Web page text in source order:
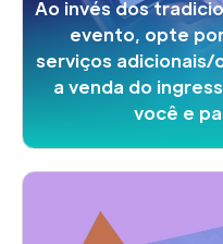
Ao invés dos
evento, opte
serviços adicionais/
a venda do
você e